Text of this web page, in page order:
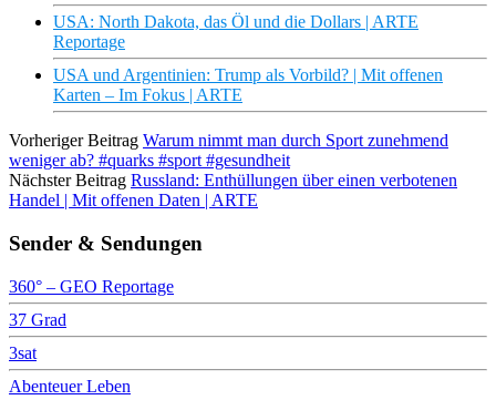
USA: North Dakota, das Öl und die Dollars | ARTE
Reportage
USA und Argentinien: Trump als Vorbild? | Mit offenen
Karten – Im Fokus | ARTE
Vorheriger Beitrag Warum nimmt man durch Sport zunehmend
weniger ab? #quarks #sport #gesundheit
Nächster Beitrag Russland: Enthüllungen über einen verbotenen
Handel | Mit offenen Daten | ARTE
Sender & Sendungen
360° – GEO Reportage
37 Grad
3sat
Abenteuer Leben